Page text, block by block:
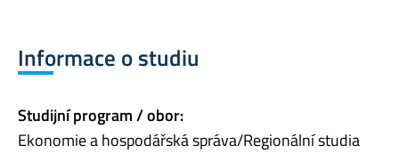
Informace o studiu
Studijní program / obor:
Ekonomie a hospodářská správa/Regionální studia